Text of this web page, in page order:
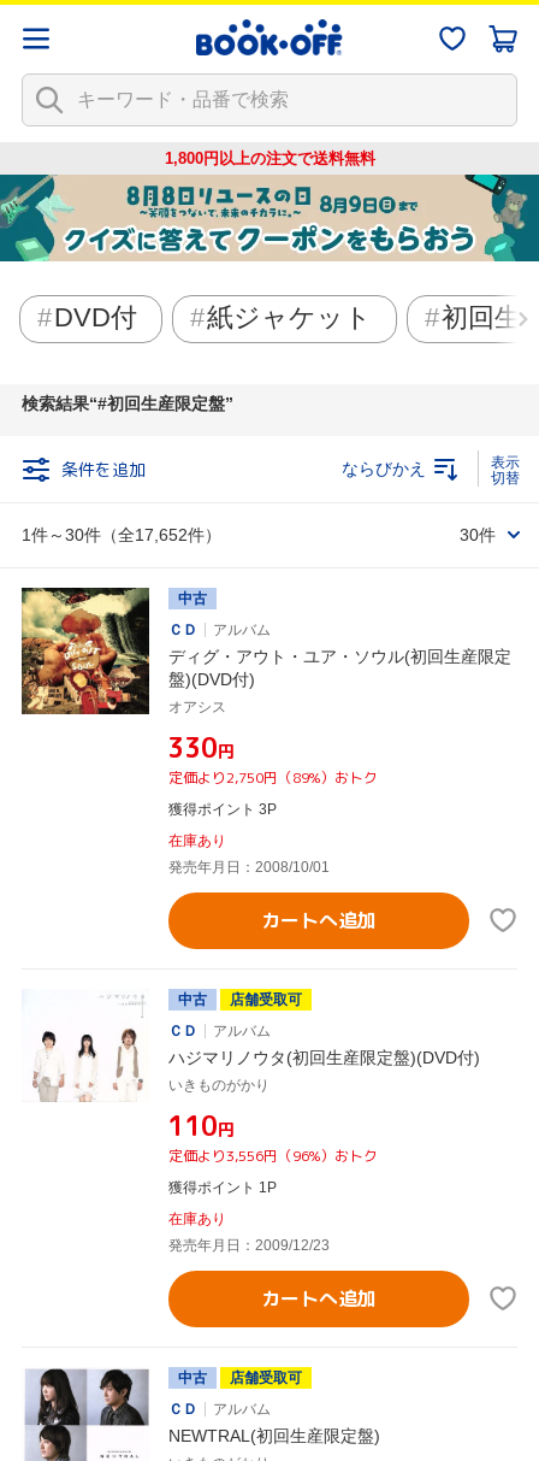
1,800円以上の注文で送料無料
DVD付 紙ジャケット 初回生
検索結果 #初回生産限定盤
条件を追加
1件～30件（全17,652件）
ならびかえ
30件
中古
ＣＤ
アルバム
ディグ・アウト・ユア・ソウル(初回生産限定
盤)(DVD付)
オアシス
¥330円
定価より2,750円（89%）おトク
獲得ポイント 3P
在庫あり
発売年月日：2008/10/01
カートへ追加
中古
店舗受取可
ＣＤ
アルバム
ハジマリノウタ(初回生産限定盤)(DVD付)
いきものがかり
¥110円
定価より3,556円（96%）おトク
獲得ポイント 1P
在庫あり
発売年月日：2009/12/23
カートへ追加
中古
店舗受取可
ＣＤ
アルバム
NEWTRAL(初回生産限定盤)